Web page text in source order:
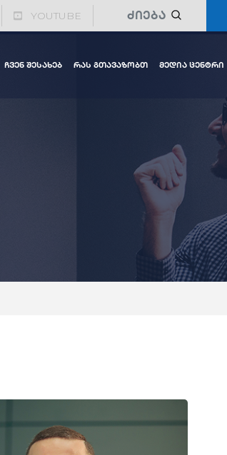
YOUTUBE
ჩვენ შესახებ რას გთავაზობთ მედია ცენტრი